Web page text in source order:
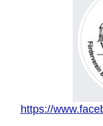
https://